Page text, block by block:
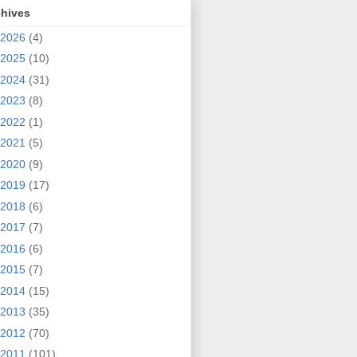
2026 (4)
2025 (10)
2024 (31)
2023 (8)
2022 (1)
2021 (5)
2020 (9)
2019 (17)
2018 (6)
2017 (7)
2016 (6)
2015 (7)
2014 (15)
2013 (35)
2012 (70)
2011 (101)